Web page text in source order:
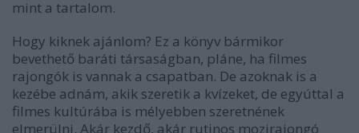
mint a tartalom.
Hogy kiknek ajánlom? Ez a könyv bármikor
bevethető baráti társaságban, pláne, ha filmes
rajongók is vannak a csapatban. De azoknak is a
kezébe adnám, akik szeretik a kvízeket, de egyúttal a
filmes kultúrába is mélyebben szeretnének
elmerülni. Akár kezdő, akár rutinos mozirajongó